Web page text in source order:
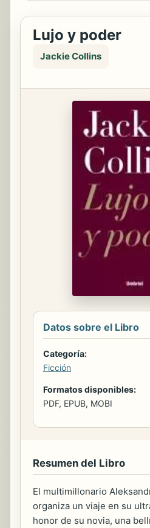
Lujo y poder
Jackie Collins
Datos sobre el Libro
Categoría:
Ficción
Formatos disponibles:
PDF, EPUB, MOBI
Resumen del Libro
El multimillonario
organiza un viaje en su
honor de su novia, una